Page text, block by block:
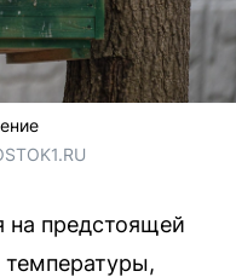
на предстоящей
температуры,